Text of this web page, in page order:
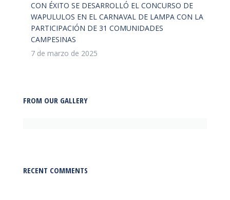
CON ÉXITO SE DESARROLLÓ EL CONCURSO DE
WAPULULOS EN EL CARNAVAL DE LAMPA CON LA
PARTICIPACIÓN DE 31 COMUNIDADES
CAMPESINAS
7 de marzo de 2025
FROM OUR GALLERY
RECENT COMMENTS